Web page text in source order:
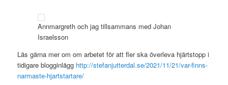
Annmargreth och jag tillsammans med Johan
Israelsson
Läs gärna mer om om arbetet för att fler ska överleva hjärtstopp i
tidigare blogginlägg http://stefanjutterdal.se/2021/11/21/var-finns-
narmaste-hjartstartare/